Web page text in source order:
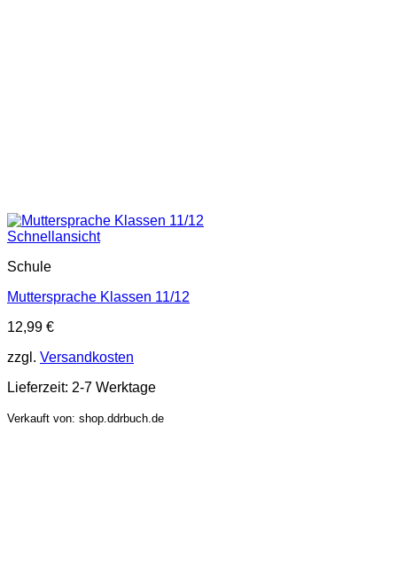
Schnellansicht
Schule
Muttersprache Klassen 11/12
12,99 €
zzgl. Versandkosten
Lieferzeit: 2-7 Werktage
Verkauft von: shop.ddrbuch.de